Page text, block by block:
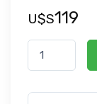
U$S119